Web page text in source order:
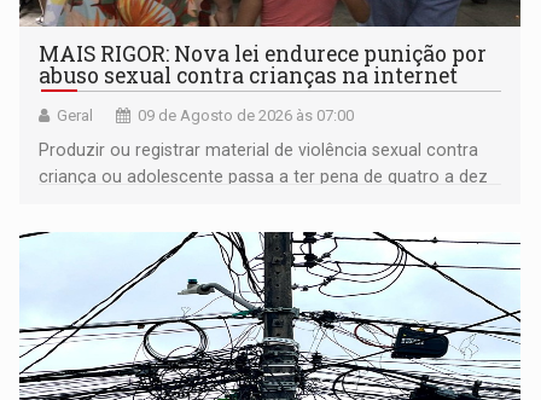
MAIS RIGOR: Nova lei endurece punição por
abuso sexual contra crianças na internet
Geral 09 de Agosto de 2026 às 07:00
Produzir ou registrar material de violência sexual contra
criança ou adolescente passa a ter pena de quatro a dez